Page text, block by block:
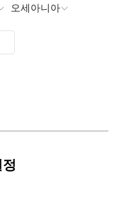
오세아니아